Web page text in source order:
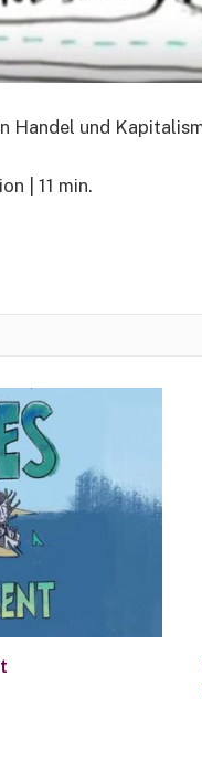
Handel und
| 11 min.